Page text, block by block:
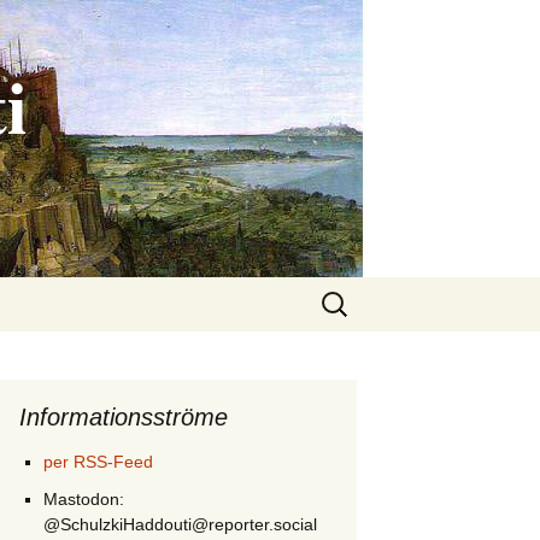
Suchen
nach:
Informationsströme
per RSS-Feed
Mastodon:
@SchulzkiHaddouti@reporter.social